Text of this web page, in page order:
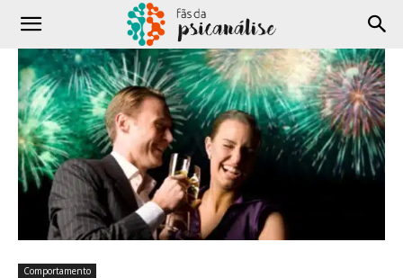
Comportamento